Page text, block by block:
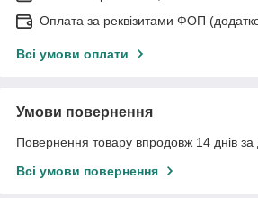
Оплата за реквізитами ФОП
Всі умови оплати
Умови повернення
Повернення товару впродовж 14 днів за
Всі умови повернення